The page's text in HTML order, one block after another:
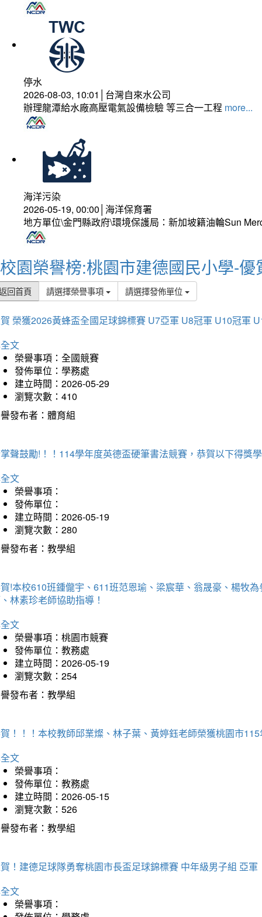
停水
2026-08-03, 10:01│台灣自來水公司
辦理龍潭給水廠高壓電氣設備檢驗 等三合一工程 more...
海洋污染
2026-05-19, 00:00│海洋保育署
地方單位\金門縣政府\環境保護局：新加坡籍油輪Sun
校園榮譽榜:桃園市建德國民小學-優
回首頁 請選擇榮譽事項 請選擇發佈單位
榮獲2026黃蜂盃全國足球錦標賽 U7亞軍 U8冠軍 U10冠軍
文
榮譽事項：全國競賽
發佈單位：學務處
建立時間：2026-05-29
瀏覽次數：410
發布者：體育組
聲鼓勵!！！114學年度英德盃硬筆書法競賽，恭賀以下得獎
文
榮譽事項：
發佈單位：
建立時間：2026-05-19
瀏覽次數：280
發布者：教學組
!本校610班鍾儱宇、611班范恩瑜、梁宸華、翁晟豪、楊牧
林素珍老師協助指導！
文
榮譽事項：桃園市競賽
發佈單位：教務處
建立時間：2026-05-19
瀏覽次數：254
發布者：教學組
！！！本校教師邱業燦、林子葉、黃婷鈺老師榮獲桃園市
文
榮譽事項：
發佈單位：教務處
建立時間：2026-05-15
瀏覽次數：526
發布者：教學組
！建德足球隊勇奪桃園市長盃足球錦標賽 中年級男子組 亞軍
文
榮譽事項：